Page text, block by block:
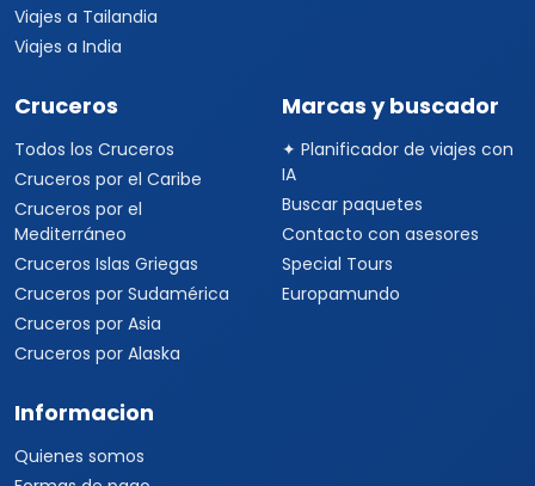
Viajes a Tailandia
Viajes a India
Cruceros
Todos los Cruceros
Cruceros por el Caribe
Cruceros por el
Mediterráneo
Cruceros Islas Griegas
Cruceros por Sudamérica
Cruceros por Asia
Cruceros por Alaska
Marcas y buscador
✦ Planificador de viajes con
IA
Buscar paquetes
Contacto con asesores
Special Tours
Europamundo
Informacion
Quienes somos